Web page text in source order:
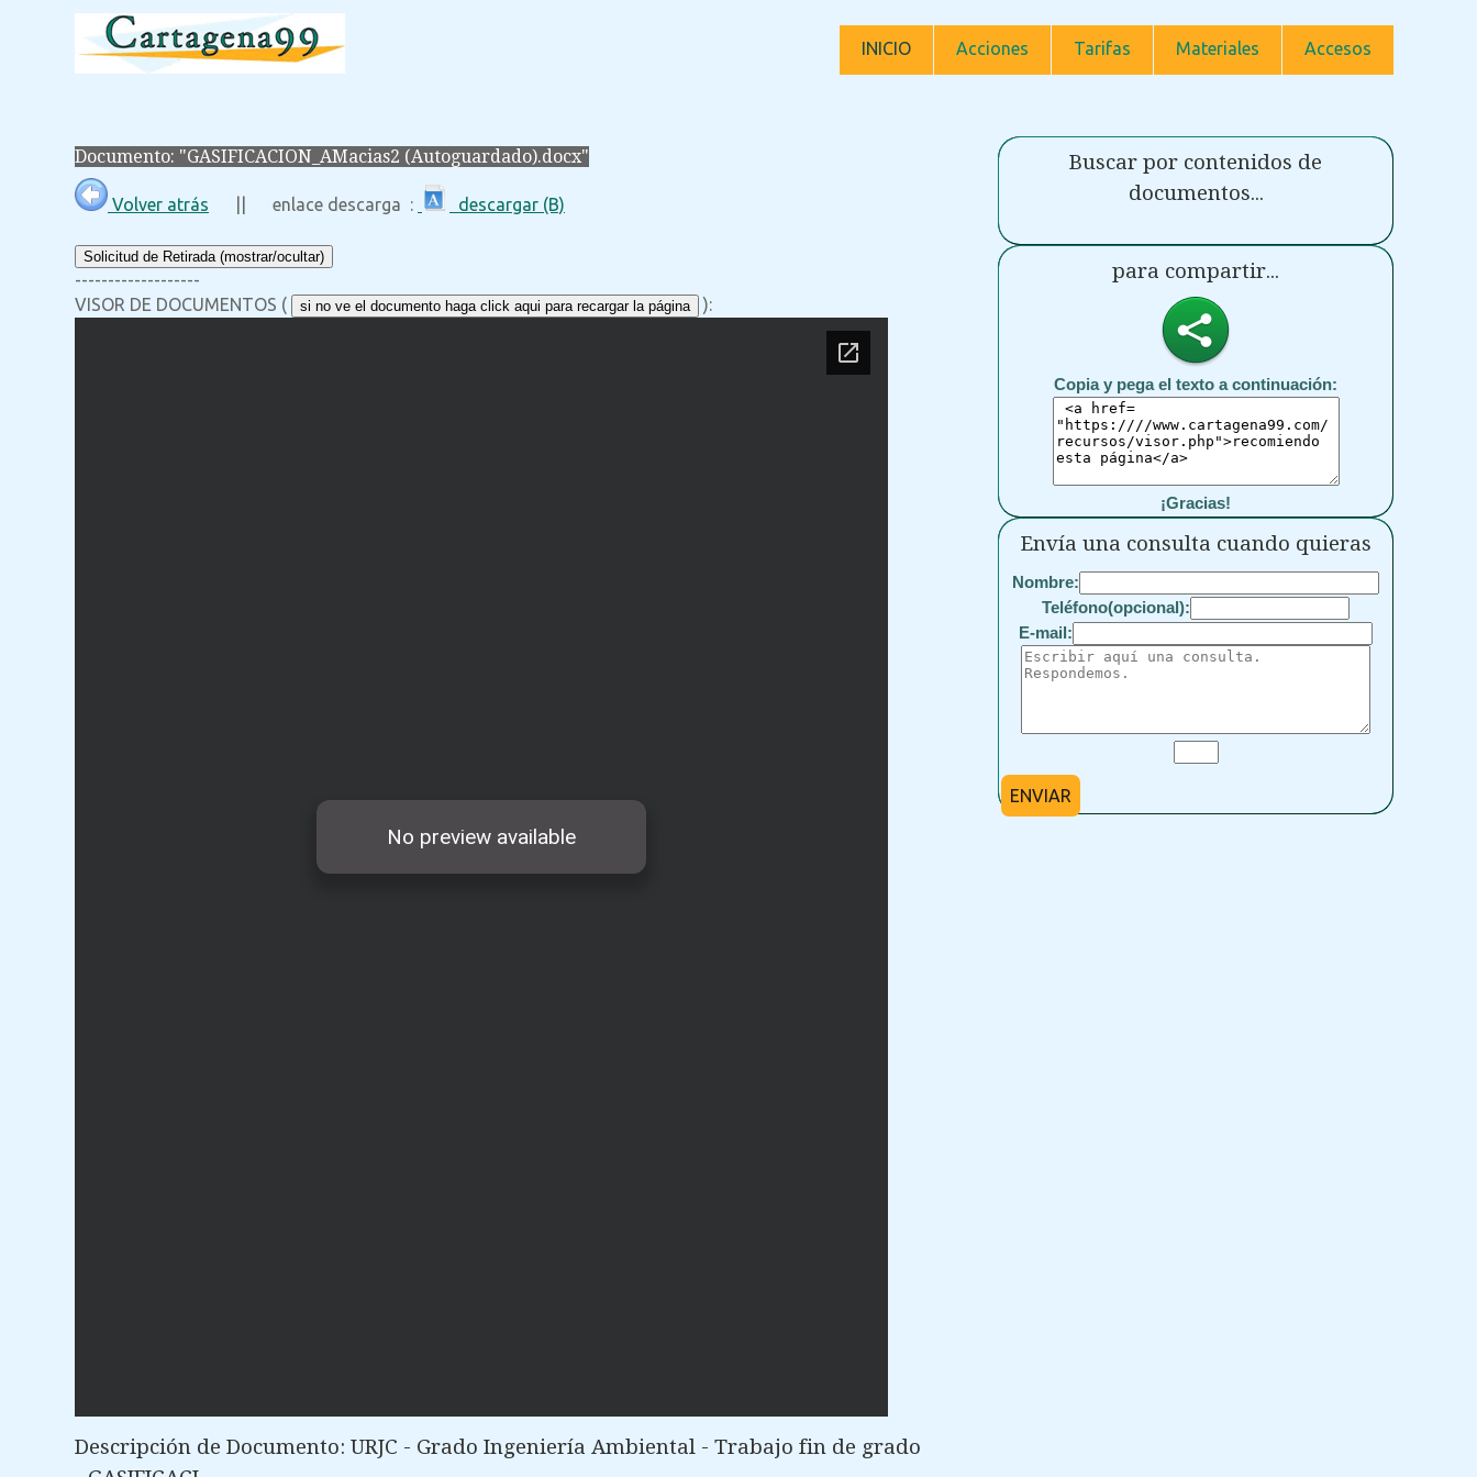
INICIO Acciones Tarifas Materiales Accesos
Documento: "GASIFICACION_AMacias2 (Autoguardado).docx"
Volver atrás || enlace descarga : descargar (B)
Solicitud de Retirada (mostrar/ocultar)
-------------------
VISOR DE DOCUMENTOS (
si no ve el documento haga click aqui para recargar la página ):
Descripción de Documento: URJC - Grado Ingeniería Ambiental - Trabajo fin de grado
Buscar por contenidos de
documentos...
para compartir...
Copia y pega el texto a continuación:
¡Gracias!
Envía una consulta cuando quieras
Nombre:
Teléfono(opcional):
E-mail:
ENVIAR